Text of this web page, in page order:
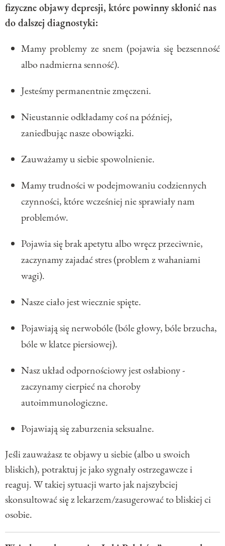
fizyczne objawy depresji, które powinny skłonić nas
do dalszej diagnostyki:
Mamy problemy ze snem (pojawia się bezsenność
albo nadmierna senność).
Jesteśmy permanentnie zmęczeni.
Nieustannie odkładamy coś na później,
zaniedbując nasze obowiązki.
Zauważamy u siebie spowolnienie.
Mamy trudności w podejmowaniu codziennych
czynności, które wcześniej nie sprawiały nam
problemów.
Pojawia się brak apetytu albo wręcz przeciwnie,
zaczynamy zajadać stres (problem z wahaniami
wagi).
Nasze ciało jest wiecznie spięte.
Pojawiają się nerwobóle (bóle głowy, bóle brzucha,
bóle w klatce piersiowej).
Nasz układ odpornościowy jest osłabiony -
zaczynamy cierpieć na choroby
autoimmunologiczne.
Pojawiają się zaburzenia seksualne.
Jeśli zauważasz te objawy u siebie (albo u swoich
bliskich), potraktuj je jako sygnały ostrzegawcze i
reaguj. W takiej sytuacji warto jak najszybciej
skonsultować się z lekarzem/zasugerować to bliskiej ci
osobie.